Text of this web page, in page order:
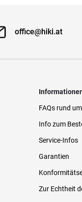
office@hiki.at
FAQs rund
Info zum
Service-Infos
Garantien
Zur Echtheit